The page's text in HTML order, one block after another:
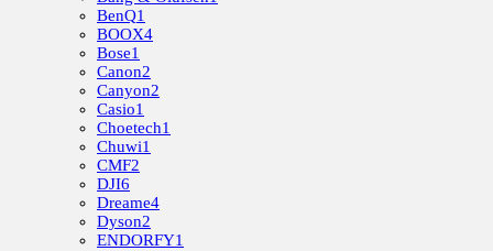
BenQ1
BOOX4
Bose1
Canon2
Canyon2
Casio1
Choetech1
Chuwi1
CMF2
DJI6
Dreame4
Dyson2
ENDORFY1